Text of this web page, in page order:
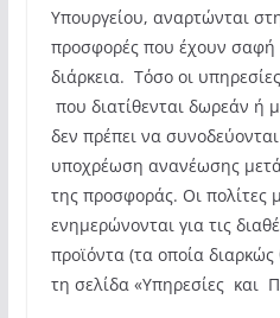
Υπουργείου, αναρτώνται
προσφορές που έχουν σαφή
διάρκεια. Τόσο οι
που διατίθενται δωρεάν ή
δεν πρέπει να
υποχρέωση ανανέωσης
της προσφοράς. Οι πολίτες
ενημερώνονται για τις
προϊόντα (τα οποία
τη σελίδα «Υπηρεσίες και